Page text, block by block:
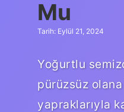
Mu
Tarih: Eylül 21, 2024
Yoğurtlu
pürüzsüz olana
yapraklarıyla